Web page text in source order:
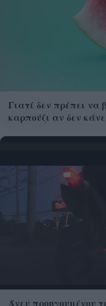
Γιατί δεν πρέπει να
καρπούζι αν δεν
Άνευ προηγουμένου